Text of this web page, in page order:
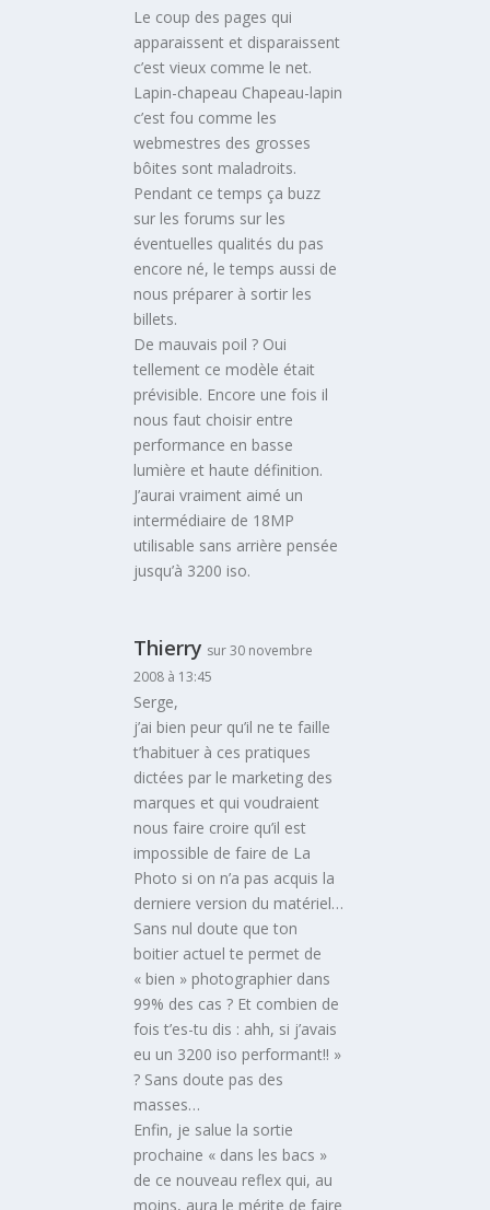
Le coup des pages qui
apparaissent et disparaissent
c’est vieux comme le net.
Lapin-chapeau Chapeau-lapin
c’est fou comme les
webmestres des grosses
bôites sont maladroits.
Pendant ce temps ça buzz
sur les forums sur les
éventuelles qualités du pas
encore né, le temps aussi de
nous préparer à sortir les
billets.
De mauvais poil ? Oui
tellement ce modèle était
prévisible. Encore une fois il
nous faut choisir entre
performance en basse
lumière et haute définition.
J’aurai vraiment aimé un
intermédiaire de 18MP
utilisable sans arrière pensée
jusqu’à 3200 iso.
Thierry sur 30 novembre
2008 à 13:45
Serge,
j’ai bien peur qu’il ne te faille
t’habituer à ces pratiques
dictées par le marketing des
marques et qui voudraient
nous faire croire qu’il est
impossible de faire de La
Photo si on n’a pas acquis la
derniere version du matériel…
Sans nul doute que ton
boitier actuel te permet de
« bien » photographier dans
99% des cas ? Et combien de
fois t’es-tu dis : ahh, si j’avais
eu un 3200 iso performant!! »
? Sans doute pas des
masses…
Enfin, je salue la sortie
prochaine « dans les bacs »
de ce nouveau reflex qui, au
moins, aura le mérite de faire